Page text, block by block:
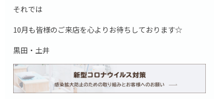
それでは
10月も皆様のご来店を心よりお待ちしております☆
黒田・土井